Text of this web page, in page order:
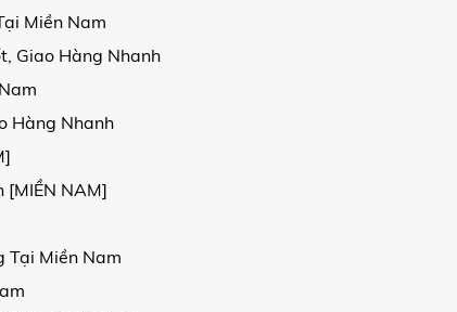
Miền Nam
Giao Hàng Nhanh
Hàng Nhanh
[MIỀN NAM]
Tại Miền Nam